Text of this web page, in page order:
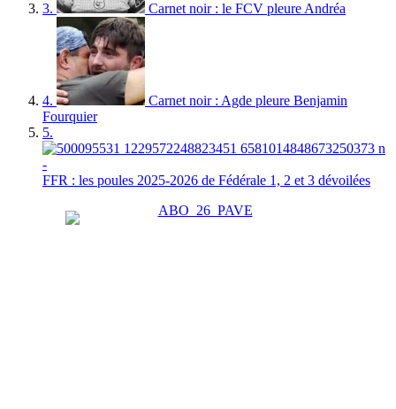
3. Carnet noir : le FCV pleure Andréa
4.
Carnet noir : Agde pleure Benjamin
Fourquier
5.
FFR : les poules 2025-2026 de Fédérale 1, 2 et 3 dévoilées